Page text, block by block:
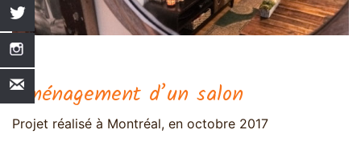
Aménagement d’un salon
Projet réalisé à Montréal, en octobre 2017